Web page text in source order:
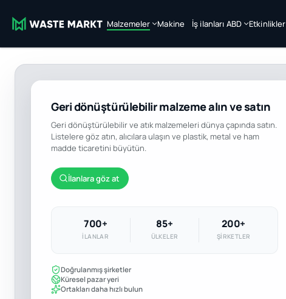
Malzemeler Makine İş ilanları ABD Etkinlikler
Geri dönüştürülebilir malzeme alın ve satın
Geri dönüştürülebilir ve atık malzemeleri dünya çapında satın.
Listelere göz atın, alıcılara ulaşın ve plastik, metal ve ham
madde ticaretini büyütün.
İlanlara göz at
700+
İLANLAR
85+
ÜLKELER
200+
ŞIRKETLER
Doğrulanmış şirketler
Küresel pazar yeri
Ortakları daha hızlı bulun